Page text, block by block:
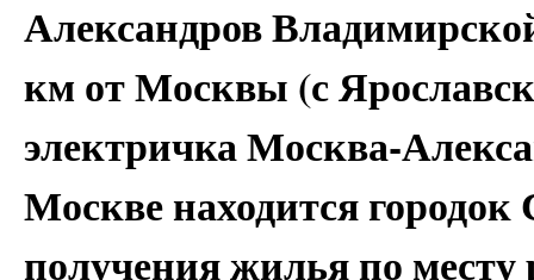
Александров
км от Москвы (с
электричка Москва-
Москве находится городок
получения жилья по